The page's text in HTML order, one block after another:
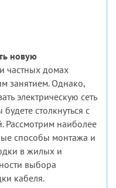
новую
частных домах
занятием. Однако,
электрическую сеть
столкнуться с
Рассмотрим наиболее
способы монтажа и
в жилых и
выбора
кабеля.